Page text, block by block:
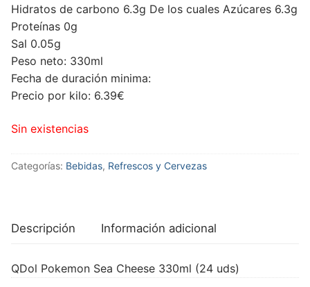
Hidratos de carbono 6.3g De los cuales Azúcares 6.3g
Proteínas 0g
Sal 0.05g
Peso neto: 330ml
Fecha de duración minima:
Precio por kilo: 6.39€
Sin existencias
Categorías: Bebidas, Refrescos y Cervezas
Descripción Información adicional
QDol Pokemon Sea Cheese 330ml (24 uds)